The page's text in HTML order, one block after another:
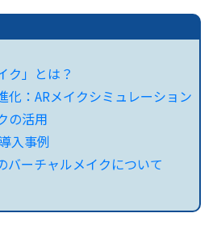
ク」とは？
化：ARメイクシミュレーション
の活用
入事例
バーチャルメイクについて